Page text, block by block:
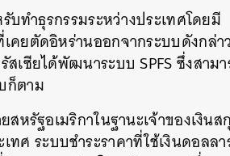
ทำธุรกรรมระหว่างประเทศโดยมี
คยตัดอิหร่านออกจากระบบดังกล่าว
เซียได้พัฒนาระบบ SPFS ซึ่งสาม
ก็ตาม
รัฐอเมริกาในฐานะเจ้าของเงินส
ศ ระบบชำระราคาที่ใช้เงินดอลล